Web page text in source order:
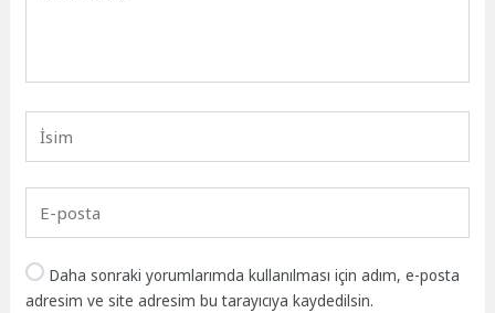
Daha sonraki yorumlarımda kullanılması için adım, e-posta
adresim ve site adresim bu tarayıcıya kaydedilsin.